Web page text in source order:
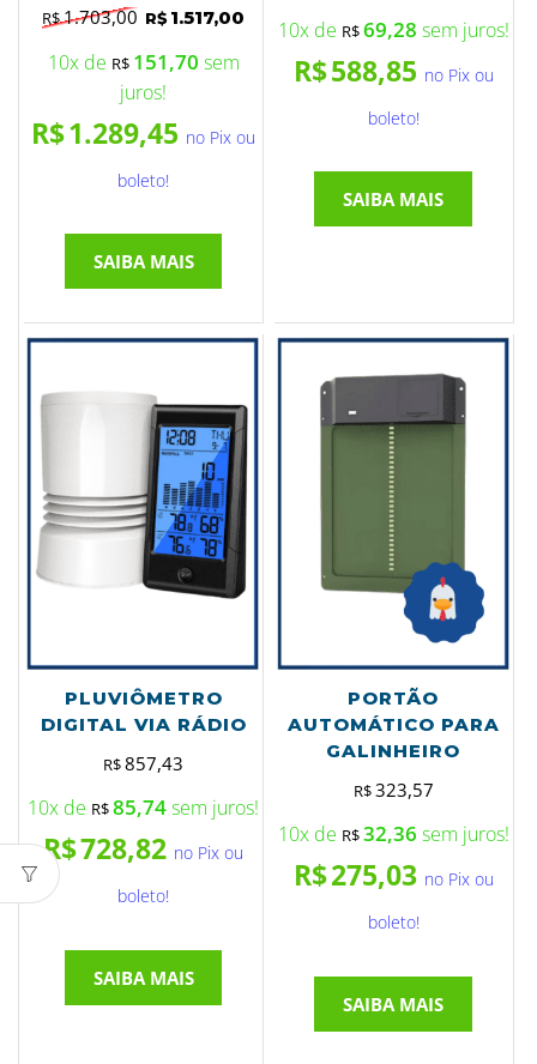
R$1.703,00 R$ 1.517,00
10x de R$ 151,70 sem
juros!
R$1.289,45 no Pix ou
boleto!
SAIBA MAIS
10x de R$69,28 sem juros!
R$588,85 no Pix ou
boleto!
SAIBA MAIS
PLUVIÔMETRO
DIGITAL VIA RÁDIO
R$857,43
10x de R$85,74sem juros!
R$728,82 no Pix ou
boleto!
SAIBA MAIS
PORTÃO
AUTOMÁTICO PARA
GALINHEIRO
R$323,57
10x de R$32,36 sem juros!
R$275,03 no Pix ou
boleto!
SAIBA MAIS